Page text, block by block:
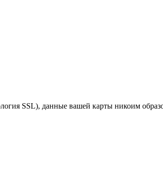
SSL), данные вашей карты никоим